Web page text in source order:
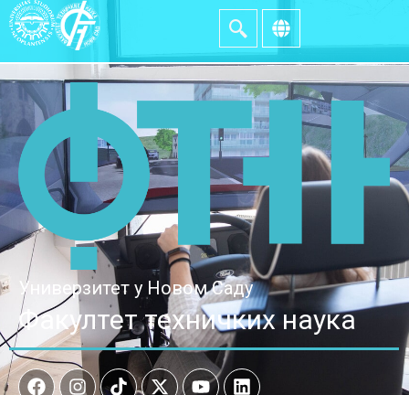
Универзитет у Новом Саду
Факултет техничких наука